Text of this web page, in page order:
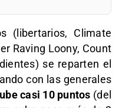
(libertarios, Climate
Raving Loony, Count
se reparten el
con las generales
casi 10 puntos (del